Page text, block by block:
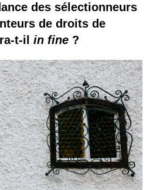
des sélectionneurs
de droits de
t-il in fine?